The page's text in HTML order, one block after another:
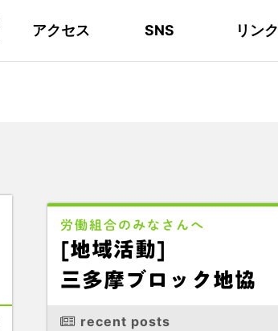
44の構成組織
地域活動
アクセス
東部ブロック地協
SNS
YouTube
リンク
労働組合のみなさんへ
[地域活動]
三多摩ブロック地協
recent posts